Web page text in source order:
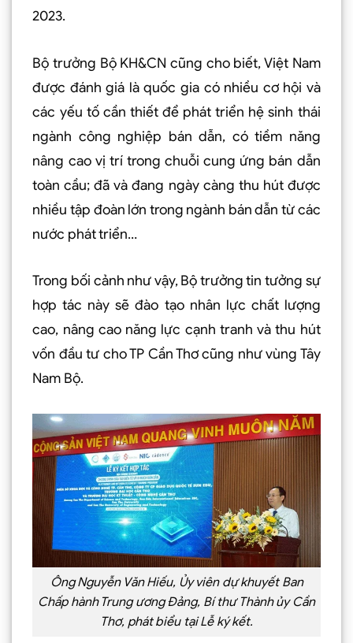
2023.
Bộ trưởng Bộ KH&CN cũng cho biết, Việt Nam
được đánh giá là quốc gia có nhiều cơ hội và
các yếu tố cần thiết để phát triển hệ sinh thái
ngành công nghiệp bán dẫn, có tiềm năng
nâng cao vị trí trong chuỗi cung ứng bán dẫn
toàn cầu; đã và đang ngày càng thu hút được
nhiều tập đoàn lớn trong ngành bán dẫn từ các
nước phát triển…
Trong bối cảnh như vậy, Bộ trưởng tin tưởng sự
hợp tác này sẽ đào tạo nhân lực chất lượng
cao, nâng cao năng lực cạnh tranh và thu hút
vốn đầu tư cho TP Cần Thơ cũng như vùng Tây
Nam Bộ.
Ông Nguyễn Văn Hiếu, Ủy viên dự khuyết Ban
Chấp hành Trung ương Ðảng, Bí thư Thành ủy Cần
Thơ, phát biểu tại Lễ ký kết.